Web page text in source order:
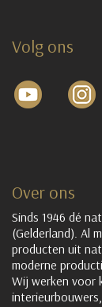
Volg ons
Over ons
Sinds 1946 dé
(Gelderland). Al
producten uit
moderne
Wij werken voor